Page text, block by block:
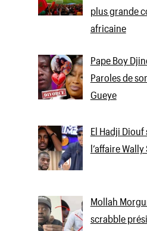
plus grande
africaine
Pape Boy
Paroles de
Gueye
El Hadji Diouf
l’affaire Wally
Mollah
scrabble